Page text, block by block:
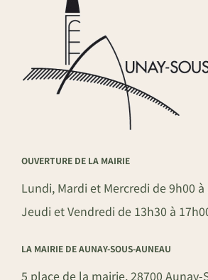
OUVERTURE DE LA MAIRIE
Lundi, Mardi et Mercredi de 9h00 à
Jeudi et Vendredi de 13h30 à
LA MAIRIE DE AUNAY-SOUS-AUNEAU
5 place de la mairie, 28700 Aunay-